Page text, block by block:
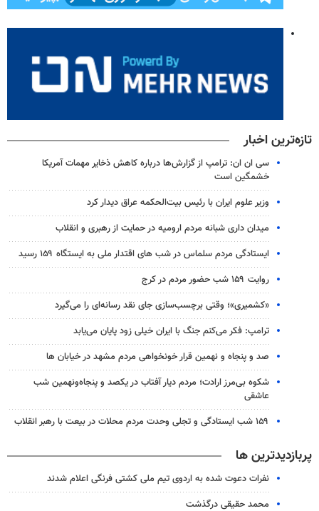
تازه‌ترین اخبار
سی ان ان: ترامپ از گزارش‌ها درباره کاهش ذخایر مهمات آمریکا
خشمگین است
وزیر علوم ایران با رئیس بیت‌الحکمه عراق دیدار کرد
میدان داری شبانه مردم ارومیه در حمایت از رهبری و انقلاب
ایستادگی مردم سلماس در شب های اقتدار ملی به ایستگاه ۱۵۹ رسید
روایت ۱۵۹ شب حضور مردم در کرج
«کشمیری»؛ وقتی برچسب‌سازی جای نقد رسانه‌ای را می‌گیرد
ترامپ: فکر می‌کنم جنگ با ایران خیلی زود پایان می‌یابد
صد و پنجاه و نهمین قرار خونخواهی مردم مشهد در خیابان ها
شکوه بی‌مرز ارادت؛ مردم دیار آفتاب در یکصد و پنجاه‌ونهمین شب
عاشقی
۱۵۹ شب ایستادگی و تجلی وحدت مردم محلات در بیعت با رهبر انقلاب
پربازدیدترین ها
نفرات دعوت شده به اردوی تیم ملی کشتی فرنگی اعلام شدند
محمد حقیقی درگذشت